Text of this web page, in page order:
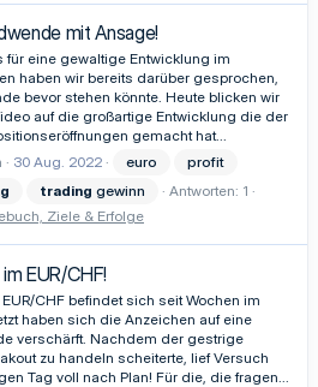
mit Ansage!
für eine gewaltige Entwicklung im
haben wir bereits darüber gesprochen,
bevor stehen könnte. Heute blicken wir
auf die großartige Entwicklung die der
gemacht hat...
30 Aug. 2022 euro
profit
trading gewinn
Antworten: 1
Ziele & Erfolge
EUR/CHF!
CHF befindet sich seit Wochen im
haben sich die Anzeichen auf eine
verschärft. Nachdem der gestrige
zu handeln scheiterte, lief Versuch
Tag voll nach Plan! Für die, die fragen...